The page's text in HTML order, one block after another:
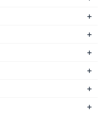
+
+
+
+
+
+